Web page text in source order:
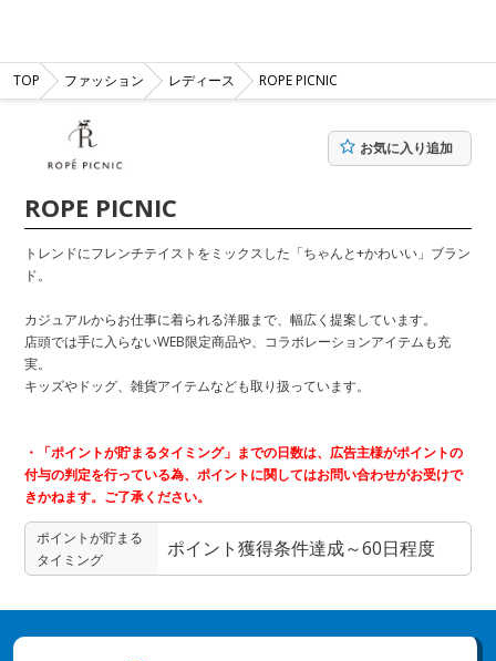
TOP ファッション レディース ROPE PICNIC
お気に入り追加
ROPE PICNIC
トレンドにフレンチテイストをミックスした「ちゃんと+かわいい」ブラン
ド。
カジュアルからお仕事に着られる洋服まで、幅広く提案しています。
店頭では手に入らないWEB限定商品や、コラボレーションアイテムも充
実。
キッズやドッグ、雑貨アイテムなども取り扱っています。
・「ポイントが貯まるタイミング」までの日数は、広告主様がポイントの
付与の判定を行っている為、ポイントに関してはお問い合わせがお受けで
きかねます。ご了承ください。
ポイントが貯まる
タイミング
ポイント獲得条件達成～60日程度